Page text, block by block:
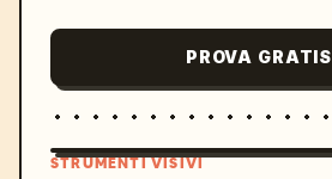
PROVA GRATIS
STRUMENTI VISIVI